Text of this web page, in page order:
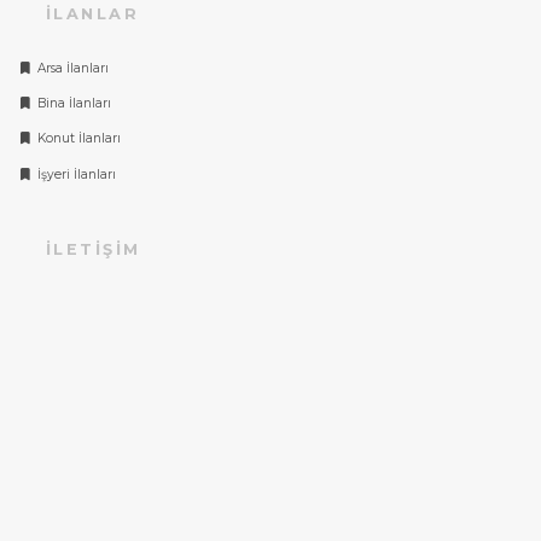
İLANLAR
Arsa İlanları
Bina İlanları
Konut İlanları
İşyeri İlanları
İLETIŞIM